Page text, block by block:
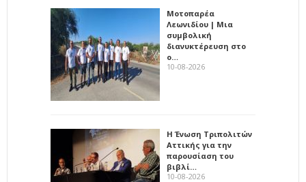
Μοτοπαρέα
Λεωνιδίου | Μια
συμβολική
διανυκτέρευση στο
ο…
10-08-2026
Η Ένωση Τριπολιτών
Αττικής για την
παρουσίαση του
βιβλί…
10-08-2026